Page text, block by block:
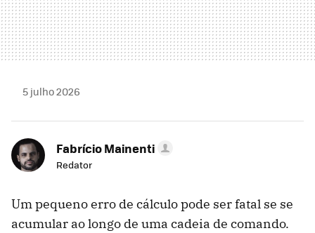
5 julho 2026
Fabrício Mainenti
Redator
Um pequeno erro de cálculo pode ser fatal se se
acumular ao longo de uma cadeia de comando.